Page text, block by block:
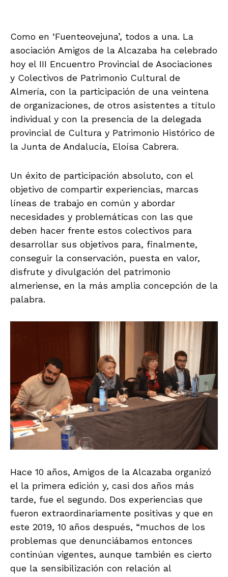
Como en ‘Fuenteovejuna’, todos a una. La
asociación Amigos de la Alcazaba ha celebrado
hoy el III Encuentro Provincial de Asociaciones
y Colectivos de Patrimonio Cultural de
Almería, con la participación de una veintena
de organizaciones, de otros asistentes a título
individual y con la presencia de la delegada
provincial de Cultura y Patrimonio Histórico de
la Junta de Andalucía, Eloísa Cabrera.
Un éxito de participación absoluto, con el
objetivo de compartir experiencias, marcas
líneas de trabajo en común y abordar
necesidades y problemáticas con las que
deben hacer frente estos colectivos para
desarrollar sus objetivos para, finalmente,
conseguir la conservación, puesta en valor,
disfrute y divulgación del patrimonio
almeriense, en la más amplia concepción de la
palabra.
Hace 10 años, Amigos de la Alcazaba organizó
el la primera edición y, casi dos años más
tarde, fue el segundo. Dos experiencias que
fueron extraordinariamente positivas y que en
este 2019, 10 años después, “muchos de los
problemas que denunciábamos entonces
continúan vigentes, aunque también es cierto
que la sensibilización con relación al